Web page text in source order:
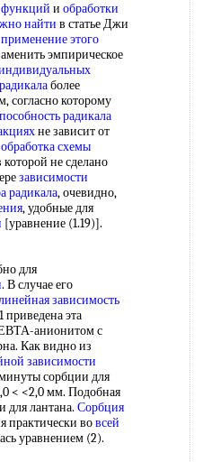
функций и обработки
найти в статье Джи
применение этого
эмпирическое
более
согласно которому
радикала
не зависит от
схемы
не сделано
зависимости
радикала, очевидно,
, удобные для
[уравнение (1.19)].
для
. В случае его
зависимость
эта
анионитом с
Как видно из
зависимости
сорбции для
< <2,0 мм. Подобная
для лантана. Сорбция
практически вовсей
уравнением (2).